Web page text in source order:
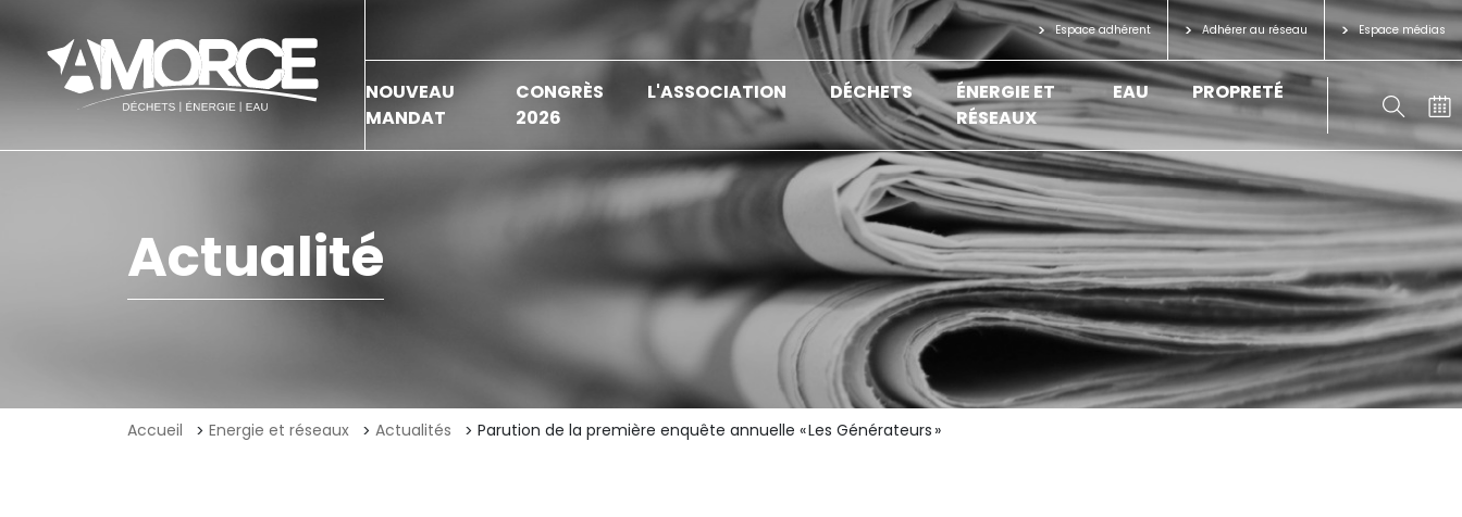
Espace adhérent Adhérer au réseau Espace médias
NOUVEAU
MANDAT
CONGRÈS
2026
L'ASSOCIATION DÉCHETS
ÉNERGIE ET
RÉSEAUX
EAU PROPRETÉ
Actualité
Accueil Energie et réseaux Actualités Parution de la première enquête annuelle « Les Générateurs »